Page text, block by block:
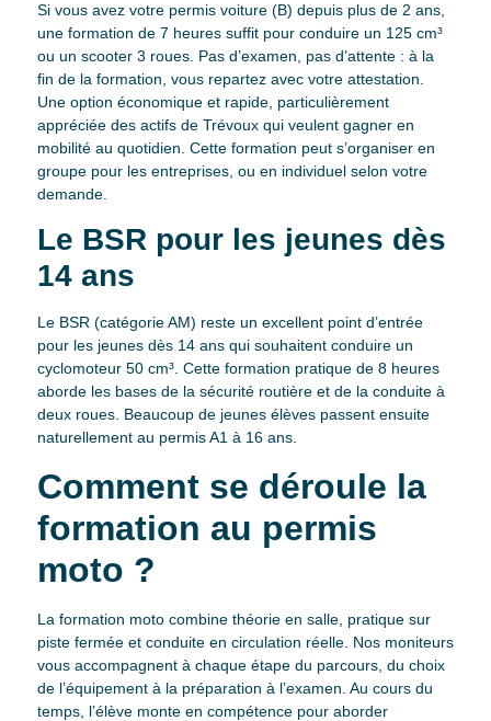
Si vous avez votre permis voiture (B) depuis plus de 2 ans,
une formation de 7 heures suffit pour conduire un 125 cm³
ou un scooter 3 roues. Pas d’examen, pas d’attente : à la
fin de la formation, vous repartez avec votre attestation.
Une option économique et rapide, particulièrement
appréciée des actifs de Trévoux qui veulent gagner en
mobilité au quotidien. Cette formation peut s’organiser en
groupe pour les entreprises, ou en individuel selon votre
demande.
Le BSR pour les jeunes dès
14 ans
Le BSR (catégorie AM) reste un excellent point d’entrée
pour les jeunes dès 14 ans qui souhaitent conduire un
cyclomoteur 50 cm³. Cette formation pratique de 8 heures
aborde les bases de la sécurité routière et de la conduite à
deux roues. Beaucoup de jeunes élèves passent ensuite
naturellement au permis A1 à 16 ans.
Comment se déroule la
formation au permis
moto ?
La formation moto combine théorie en salle, pratique sur
piste fermée et conduite en circulation réelle. Nos moniteurs
vous accompagnent à chaque étape du parcours, du choix
de l’équipement à la préparation à l’examen. Au cours du
temps, l’élève monte en compétence pour aborder